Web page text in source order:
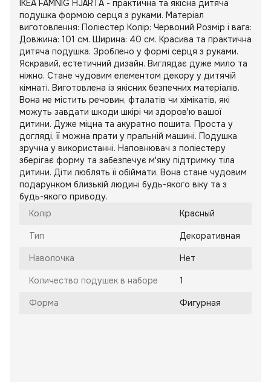
IKEA FAMNIG HJÄRTA - практична та якісна дитяча
подушка формою серця з руками. Матеріал
виготовлення: Поліестер Колір: Червоний Розмір і вага:
Довжина: 101 см. Ширина: 40 см. Красива та практична
дитяча подушка. Зроблено у формі серця з руками.
Яскравий, естетичний дизайн. Виглядає дуже мило та
ніжно. Стане чудовим елементом декору у дитячій
кімнаті. Виготовлена із якісних безпечних матеріалів.
Вона не містить речовин, фталатів чи хімікатів, які
можуть завдати шкоди шкірі чи здоров'ю вашої
дитини. Дуже міцна та акуратно пошита. Проста у
догляді, її можна прати у пральній машині. Подушка
зручна у використанні. Наповнювач з поліестеру
зберігає форму та забезпечує м'яку підтримку тіла
дитини. Діти люблять її обіймати. Вона стане чудовим
подарунком близькій людині будь-якого віку та з
будь-якого приводу.
Колір
Красный
Тип Декоративная
Наволочка Нет
Количество подушек в наборе 1
Форма Фигурная